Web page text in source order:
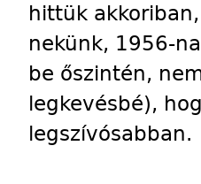
hittük
nekünk, 1956-
be őszintén,
legkevésbé),
legszívósabban.